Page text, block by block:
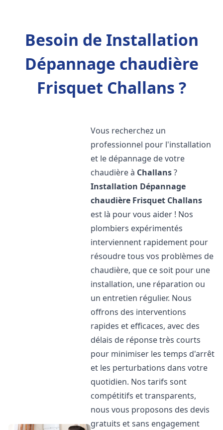
Besoin de Installation
Dépannage chaudière
Frisquet Challans ?
Vous recherchez un
professionnel pour l'installation
et le dépannage de votre
chaudière à Challans?
Installation Dépannage
chaudière Frisquet Challans
est là pour vous aider ! Nos
plombiers expérimentés
interviennent rapidement pour
résoudre tous vos problèmes de
chaudière, que ce soit pour une
installation, une réparation ou
un entretien régulier. Nous
offrons des interventions
rapides et efficaces, avec des
délais de réponse très courts
pour minimiser les temps d'arrêt
et les perturbations dans votre
quotidien. Nos tarifs sont
compétitifs et transparents,
nous vous proposons des devis
gratuits et sans engagement